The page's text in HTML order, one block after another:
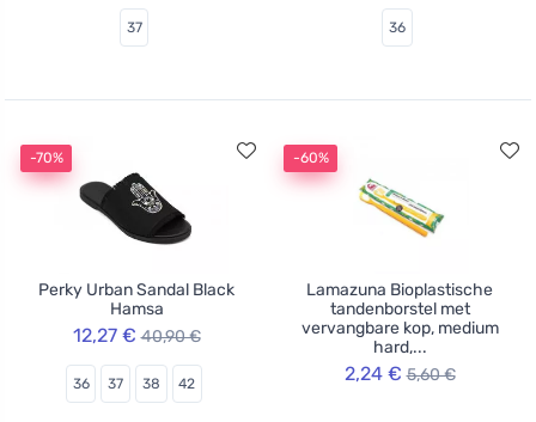
37 36
-70%
Perky Urban Sandal Black
Hamsa
12,27 € 40,90 €
36 37 38 42
-60%
Lamazuna Bioplastische
tandenborstel met
vervangbare kop, medium
hard,...
2,24 € 5,60 €